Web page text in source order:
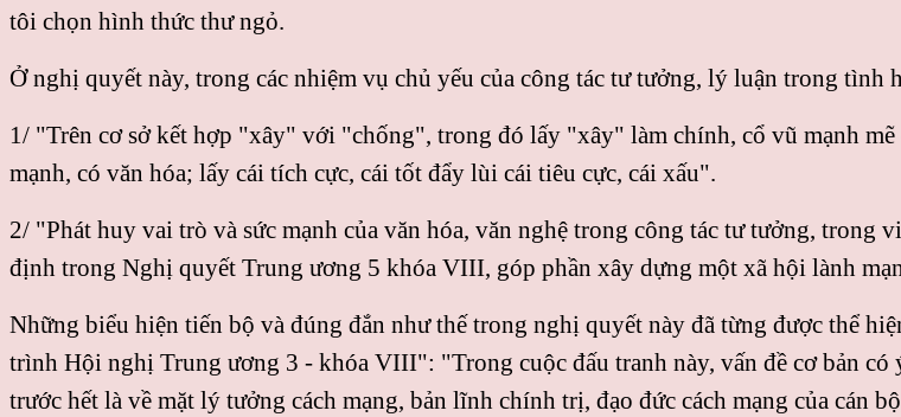
tôi chọn hình thức thư ngỏ.
Ở nghị quyết này, trong các nhiệm vụ chủ yếu của công tác tư tưởng, lý luận trong
1/ "Trên cơ sở kết hợp "xây" với "chống", trong đó lấy "xây" làm chính, cổ vũ mạnh
mạnh, có văn hóa; lấy cái tích cực, cái tốt đẩy lùi cái tiêu cực, cái xấu".
2/ "Phát huy vai trò và sức mạnh của văn hóa, văn nghệ trong công tác tư tưởng,
định trong Nghị quyết Trung ương 5 khóa VIII, góp phần xây dựng một xã hội lành
Những biểu hiện tiến bộ và đúng đắn như thế trong nghị quyết này đã từng được thể
trình Hội nghị Trung ương 3 - khóa VIII": "Trong cuộc đấu tranh này, vấn đề cơ bản có
trước hết là về mặt lý tưởng cách mạng, bản lĩnh chính trị, đạo đức cách mạng của cán